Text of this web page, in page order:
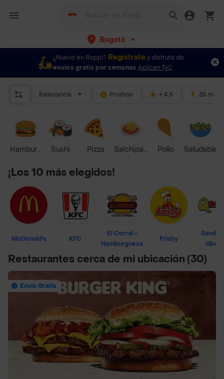
Bogotá
¿Nuevo en Rappi? Regístrate y disfruta de
envíos gratis por semanas Aplican TyC
Relevancia Promos + 4.5 35 mins
HamburguesaSushi Pizza Salchipapas Pollo Saludable
¡Los 10 más elegidos!
McDonald's KFC
El Corral -
Hamburguesa
Frisby
Restaurantes cerca de mi ubicación (30)
Envío Gratis